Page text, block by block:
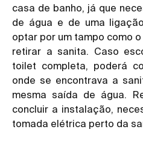
casa de banho, já que
de água e de uma
optar por um tampo como
retirar a sanita. Caso
toilet completa, poderá
onde se encontrava a
mesma saída de água.
concluir a instalação,
tomada elétrica perto da